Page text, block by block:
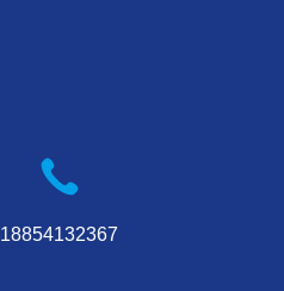
18854132367